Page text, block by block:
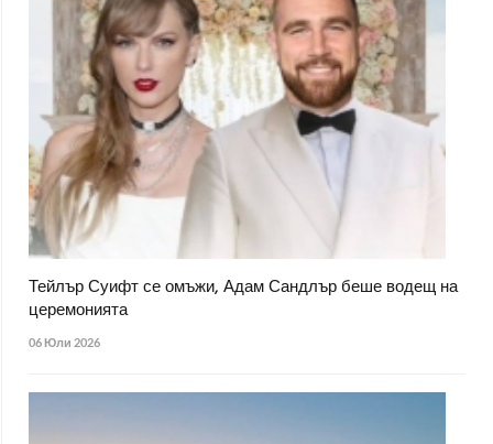
Тейлър Суифт се омъжи, Адам Сандлър беше водещ на
церемонията
06 Юли 2026